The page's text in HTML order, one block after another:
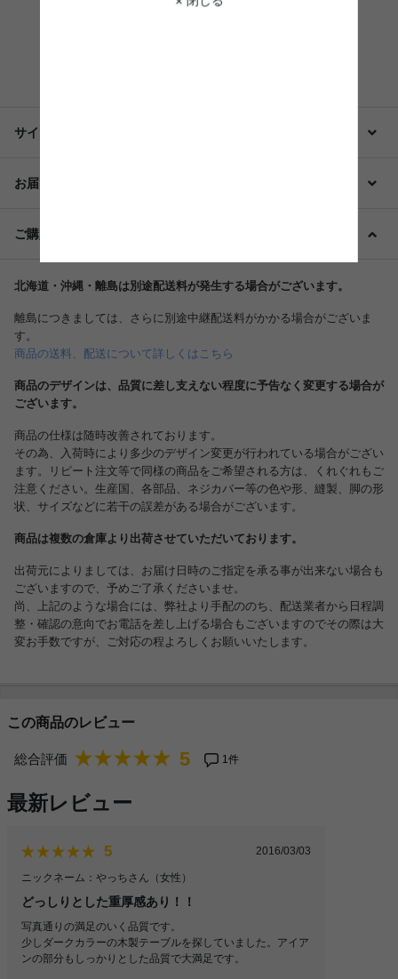
サイズ・仕様・備考
お届け・配送
ご購入前に必ずご確認ください
北海道・沖縄・離島は別途配送料が発生する場合がございます。
離島につきましては、さらに別途中継配送料がかかる場合がございま
す。
商品の送料、配送について詳しくはこちら
商品のデザインは、品質に差し支えない程度に予告なく変更する場合が
ございます。
商品の仕様は随時改善されております。
その為、入荷時により多少のデザイン変更が行われている場合がござい
ます。リピート注文等で同様の商品をご希望される方は、くれぐれもご
注意ください。生産国、各部品、ネジカバー等の色や形、縫製、脚の形
状、サイズなどに若干の誤差がある場合がございます。
商品は複数の倉庫より出荷させていただいております。
出荷元によりましては、お届け日時のご指定を承る事が出来ない場合も
ございますので、予めご了承くださいませ。
尚、上記のような場合には、弊社より手配ののち、配送業者から日程調
整・確認の意向でお電話を差し上げる場合もございますのでその際は大
変お手数ですが、ご対応の程よろしくお願いいたします。
この商品のレビュー
総合評価 5 1件
最新レビュー
5 2016/03/03
ニックネーム：やっちさん （女性）
どっしりとした重厚感あり！！
写真通りの満足のいく品質です。
少しダークカラーの木製テーブルを探していました。アイア
ンの部分もしっかりとした品質で大満足です。